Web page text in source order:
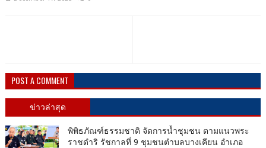
POST A COMMENT
ข่าวล่าสุด
พิพิธภัณฑ์ธรรมชาติ จัดการน้ำชุมชน ตามแนวพระ
ราชดำริ รัชกาลที่ 9 ชุมชนตำบลบางเคียน อำเภอ